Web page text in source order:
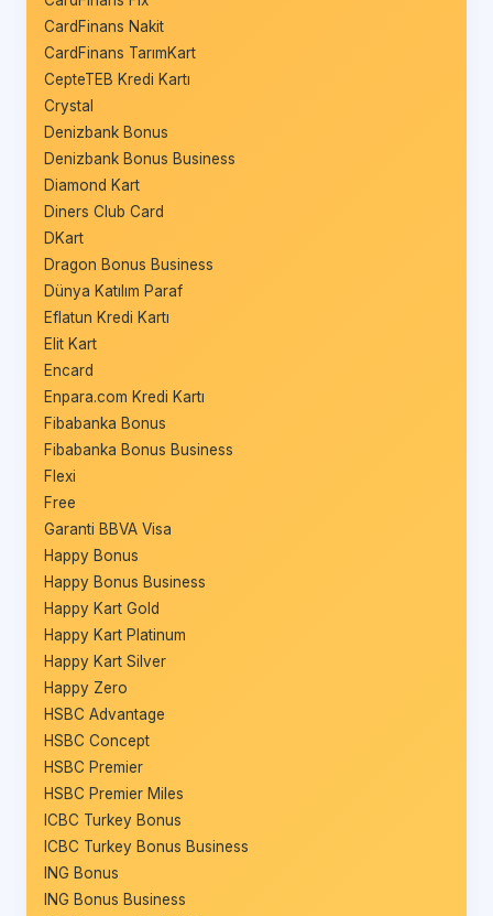
CardFinans Nakit
CardFinans TarımKart
CepteTEB Kredi Kartı
Crystal
Denizbank Bonus
Denizbank Bonus Business
Diamond Kart
Diners Club Card
DKart
Dragon Bonus Business
Dünya Katılım Paraf
Eflatun Kredi Kartı
Elit Kart
Encard
Enpara.com Kredi Kartı
Fibabanka Bonus
Fibabanka Bonus Business
Flexi
Free
Garanti BBVA Visa
Happy Bonus
Happy Bonus Business
Happy Kart Gold
Happy Kart Platinum
Happy Kart Silver
Happy Zero
HSBC Advantage
HSBC Concept
HSBC Premier
HSBC Premier Miles
ICBC Turkey Bonus
ICBC Turkey Bonus Business
ING Bonus
ING Bonus Business